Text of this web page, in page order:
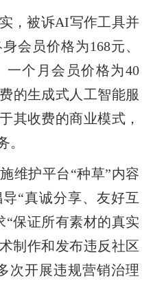
被诉AI写作工具并
会员价格为168元、
一个月会员价格为40
的生成式人工智能服
其收费的商业模式，
。
护平台“种草”内容
“真诚分享、友好互
“保证所有素材的真实
制作和发布违反社区
次开展违规营销治理